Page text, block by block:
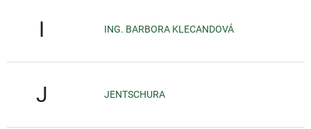
I ING. BARBORA KLECANDOVÁ
J JENTSCHURA